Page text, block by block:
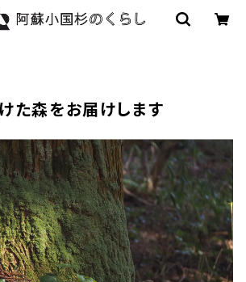
た森をお届けします